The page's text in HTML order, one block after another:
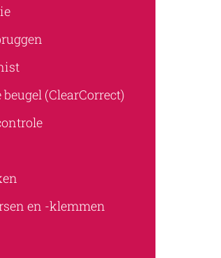
(ClearCorrect)
en -klemmen